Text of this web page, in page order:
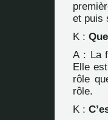
et puis
K :
A : La
Elle
rôle
rôle.
K :